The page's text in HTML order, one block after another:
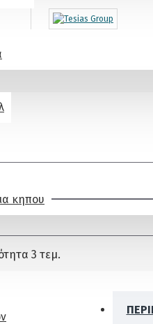
κηπου
3 τεμ.